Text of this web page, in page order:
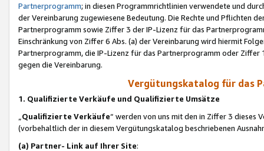
Partnerprogramm; in diesen Programmrichtlinien verwendete und
der Vereinbarung zugewiesene Bedeutung. Die Rechte und Pflichten
Partnerprogramm sowie Ziffer 3 der IP-Lizenz für das
Einschränkung von Ziffer 6 Abs. (a) der Vereinbarung wird hiermit
Partnerprogramm, die IP-Lizenz für das Partnerprogramm oder
gegen die Vereinbarung.
Vergütungskatalog für das
1. Qualifizierte Verkäufe und Qualifizierte Umsätze
Qualifizierte Verkäufe“ werden von uns mit den in Ziffer 3
(vorbehaltlich der in diesem Vergütungskatalog beschriebenen
(a) Partner- Link auf Ihrer Site: